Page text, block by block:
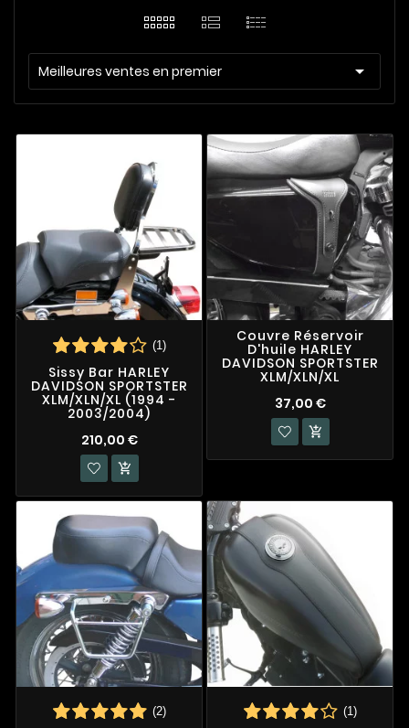
Meilleures ventes en premier 
(1)
Sissy Bar HARLEY
DAVIDSON SPORTSTER
XLM/XLN/XL (1994 -
2003/2004)
210,00 €

Couvre Réservoir
D'huile HARLEY
DAVIDSON SPORTSTER
XLM/XLN/XL
37,00 €

(2) (1)